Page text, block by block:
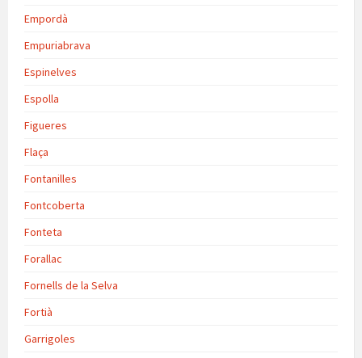
Empordà
Empuriabrava
Espinelves
Espolla
Figueres
Flaça
Fontanilles
Fontcoberta
Fonteta
Forallac
Fornells de la Selva
Fortià
Garrigoles